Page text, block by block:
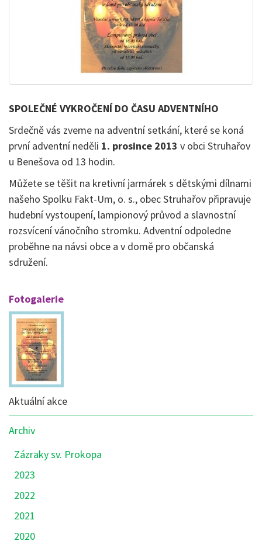
SPOLEČNÉ VYKROČENÍ DO ČASU ADVENTNÍHO
Srdečně vás zveme na adventní setkání, které se koná
první adventní neděli 1. prosince 2013 v obci Struhařov
u Benešova od 13 hodin.
Můžete se těšit na kretivní jarmárek s dětskými dílnami
našeho Spolku Fakt-Um, o. s., obec Struhařov připravuje
hudební vystoupení, lampionový průvod a slavnostní
rozsvícení vánočního stromku. Adventní odpoledne
proběhne na návsi obce a v domě pro občanská
sdružení.
Fotogalerie
Nabídka
Akce
Aktuální akce
Archiv
Zázraky sv. Prokopa
2023
2022
2021
2020